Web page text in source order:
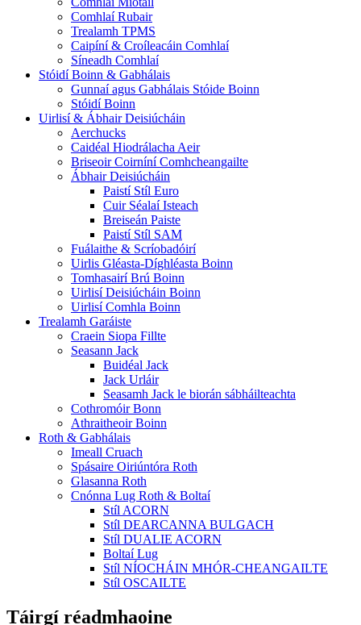
Comhlaí Rubair
Trealamh TPMS
Caipíní & Croíleacáin Comhlaí
Síneadh Comhlaí
Stóidí Boinn & Gabhálais
Gunnaí agus Gabhálais Stóide Boinn
Stóidí Boinn
Uirlisí & Ábhair Deisiúcháin
Aerchucks
Caidéal Hiodrálacha Aeir
Briseoir Coirníní Comhcheangailte
Ábhair Deisiúcháin
Paistí Stíl Euro
Cuir Séalaí Isteach
Breiseán Paiste
Paistí Stíl SAM
Fuálaithe & Scríobadóirí
Uirlis Gléasta-Díghléasta Boinn
Tomhasairí Brú Boinn
Uirlisí Deisiúcháin Boinn
Uirlisí Comhla Boinn
Trealamh Garáiste
Craein Siopa Fillte
Seasann Jack
Buidéal Jack
Jack Urláir
Seasamh Jack le biorán sábháilteachta
Cothromóir Bonn
Athraitheoir Boinn
Roth & Gabhálais
Imeall Cruach
Spásaire Oiriúntóra Roth
Glasanna Roth
Cnónna Lug Roth & Boltaí
Stíl ACORN
Stíl DEARCANNA BULGACH
Stíl DUALIE ACORN
Boltaí Lug
Stíl NÍOCHÁIN MHÓR-CHEANGAILTE
Stíl OSCAILTE
Táirgí réadmhaoine